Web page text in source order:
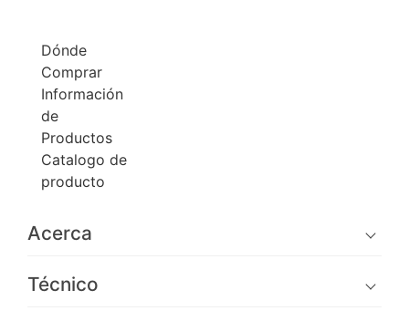
Dónde
Comprar
Información
de
Productos
Catalogo de
producto
Acerca
Técnico